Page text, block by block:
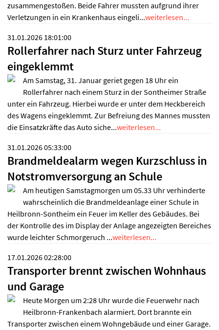
zusammengestoßen. Beide Fahrer mussten aufgrund ihrer
Verletzungen in ein Krankenhaus eingeli...weiterlesen...
31.01.2026 18:01:00
Rollerfahrer nach Sturz unter Fahrzeug
eingeklemmt
Am Samstag, 31. Januar geriet gegen 18 Uhr ein
Rollerfahrer nach einem Sturz in der Sontheimer Straße
unter ein Fahrzeug. Hierbei wurde er unter dem Heckbereich
des Wagens eingeklemmt. Zur Befreiung des Mannes mussten
die Einsatzkräfte das Auto siche...weiterlesen...
31.01.2026 05:33:00
Brandmeldealarm wegen Kurzschluss in
Notstromversorgung an Schule
Am heutigen Samstagmorgen um 05.33 Uhr verhinderte
wahrscheinlich die Brandmeldeanlage einer Schule in
Heilbronn-Sontheim ein Feuer im Keller des Gebäudes. Bei
der Kontrolle des im Display der Anlage angezeigten Bereiches
wurde leichter Schmorgeruch ...weiterlesen...
17.01.2026 02:28:00
Transporter brennt zwischen Wohnhaus
und Garage
Heute Morgen um 2:28 Uhr wurde die Feuerwehr nach
Heilbronn-Frankenbach alarmiert. Dort brannte ein
Transporter zwischen einem Wohngebäude und einer Garage.